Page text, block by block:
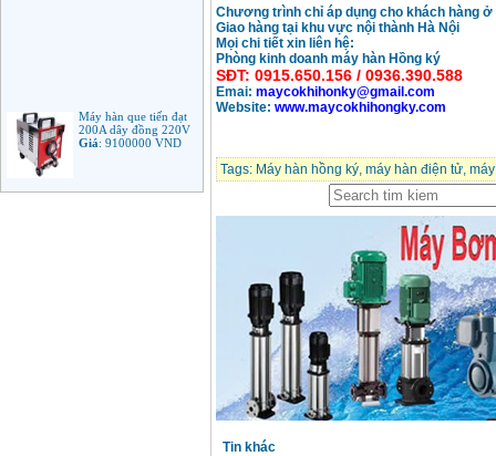
Máy hàn que tiến đạt
200A dây đồng 220V
Giá:9100000VND
Chương trình chỉ áp dụng cho khách hàng
Giao hàng tại khu vực nội thành Hà Nội
Mọi chi tiết xin liên hệ:
Phòng kinh doanh máy hàn Hồng ký
SĐT: 0915.650.156 / 0936.390.588
Emai: maycokhihonky@gmail.com
Website: www.maycokhihongky.com
Tags: Máy hàn hồng ký, máy hàn điện tử,
Tin khác